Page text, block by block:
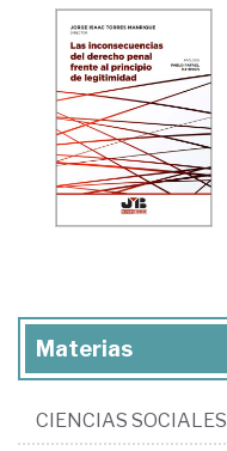
Materias
CIENCIAS SOCIALES